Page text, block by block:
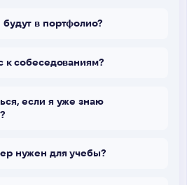
в портфолио?
к собеседованиям?
если я уже знаю
нужен для учебы?